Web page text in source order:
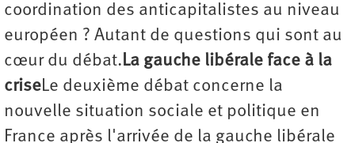
coordination des anticapitalistes au niveau
européen ? Autant de questions qui sont au
cœur du débat.La gauche libérale face à la
criseLe deuxième débat concerne la
nouvelle situation sociale et politique en
France après l'arrivée de la gauche libérale